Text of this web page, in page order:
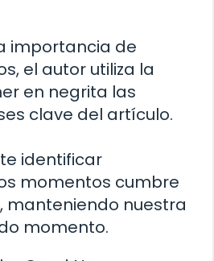
importancia de
el autor utiliza la
en negrita las
clave del artículo.
identificar
momentos cumbre
manteniendo nuestra
momento.